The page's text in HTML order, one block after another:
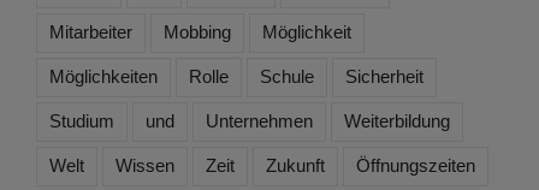
Mitarbeiter Mobbing Möglichkeit
Möglichkeiten Rolle Schule Sicherheit
Studium und Unternehmen Weiterbildung
Welt Wissen Zeit Zukunft Öffnungszeiten